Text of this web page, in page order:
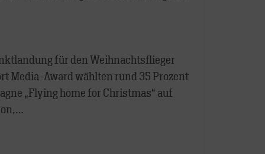
für den Weihnachtsflieger
Media-Award wählten rund 35 Prozent
„Flying home for Christmas“ auf